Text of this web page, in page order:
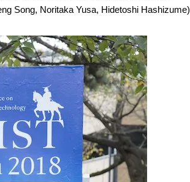
Song, Noritaka Yusa, Hidetoshi Hashizume)